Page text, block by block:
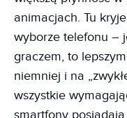
animacjach. Tu
wyborze telefonu –
graczem, to
niemniej i na
wszystkie
smartfony